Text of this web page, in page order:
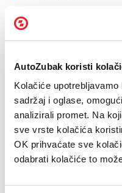
AutoZubak koristi
Kolačiće
sadržaj i oglase,
analizirali promet. Na
sve vrste kolačića
OK prihvaćate sve
odabrati kolačiće to
Blokada upravljača
Naplatci od lake legure
Centralno zaključavanje
Centralno zaključavanje
Električno podesiva
Električno sklopiva
Električno podizanje
Električno podizanje
Putno računalo